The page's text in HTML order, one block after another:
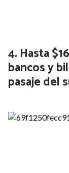
Hasta
bancos y
pasaje del